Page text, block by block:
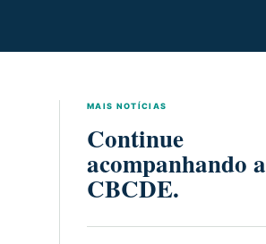
MAIS NOTÍCIAS
Continue
acompanhando a
CBCDE.